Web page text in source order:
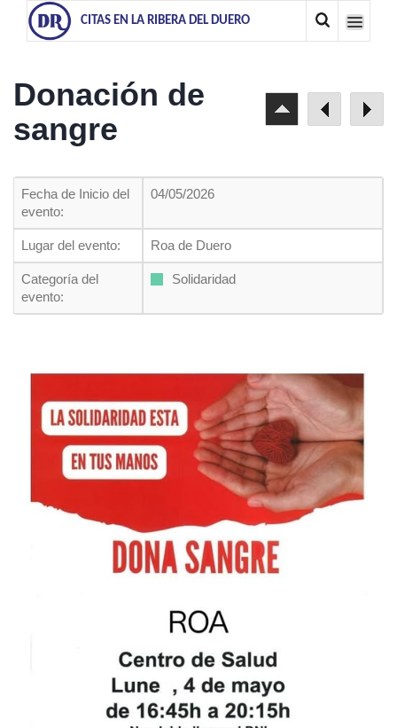
CITAS EN LA RIBERA DEL DUERO
Donación de
sangre
Fecha de Inicio del
evento:
04/05/2026
Lugar del evento: Roa de Duero
Categoría del
evento:
Solidaridad